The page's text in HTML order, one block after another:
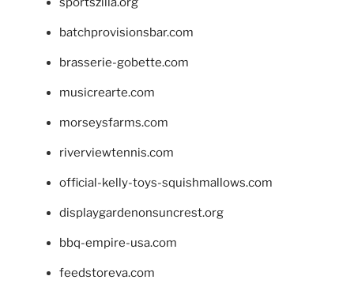
batchprovisionsbar.com
brasserie-gobette.com
musicrearte.com
morseysfarms.com
riverviewtennis.com
official-kelly-toys-squishmallows.com
displaygardenonsuncrest.org
bbq-empire-usa.com
feedstoreva.com